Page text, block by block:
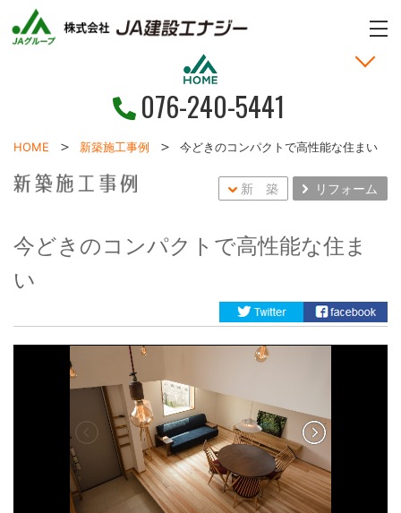
076-240-5441
HOME
新着情報
土地・戸建情報
家づくりの考え方
施工事例
お客様の声
お問い合わせ
HOME 新築施工事例 今どきのコンパクトで高性能な住まい
新 築 リフォーム
今どきのコンパクトで高性能な住ま
い